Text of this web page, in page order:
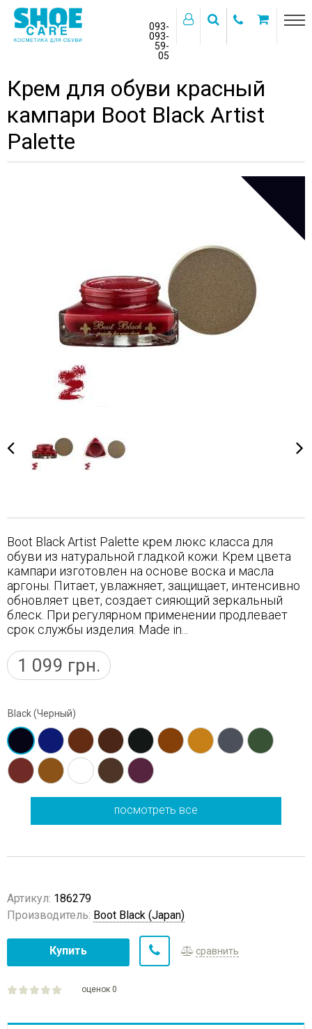
093-
093-
59-
05
Крем для обуви красный
кампари Boot Black Artist
Palette
Boot Black Artist Palette крем люкс класса для
обуви из натуральной гладкой кожи. Крем цвета
кампари изготовлен на основе воска и масла
аргоны. Питает, увлажняет, защищает, интенсивно
обновляет цвет, создает сияющий зеркальный
блеск. При регулярном применении продлевает
срок службы изделия. Made in...
1 099 грн.
Black (Черный)
посмотреть все
Артикул: 186279
Производитель: Boot Black (Japan)
Купить сравнить
оценок 0